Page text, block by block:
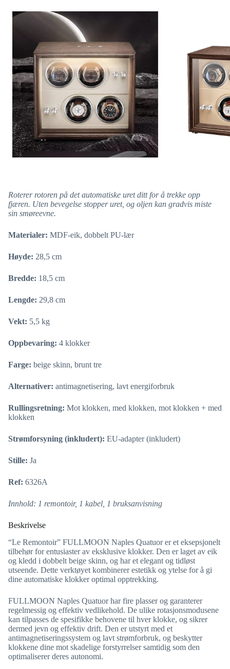
Roterer rotoren på det automatiske uret ditt for å trekke opp
fjæren. Uten bevegelse stopper uret, og oljen kan gradvis miste
sin smøreevne.
Materialer: MDF-eik, dobbelt PU-lær
Høyde: 28,5 cm
Bredde: 18,5 cm
Lengde: 29,8 cm
Vekt: 5,5 kg
Oppbevaring: 4 klokker
Farge: beige skinn, brunt tre
Alternativer: antimagnetisering, lavt energiforbruk
Rullingsretning: Mot klokken, med klokken, mot klokken + med
klokken
Strømforsyning (inkludert): EU-adapter (inkludert)
Stille: Ja
Ref: 6326A
Innhold: 1 remontoir, 1 kabel, 1 bruksanvisning
Beskrivelse
“Le Remontoir” FULLMOON Naples Quatuor er et eksepsjonelt
tilbehør for entusiaster av eksklusive klokker. Den er laget av eik
og kledd i dobbelt beige skinn, og har et elegant og tidløst
utseende. Dette verktøyet kombinerer estetikk og ytelse for å gi
dine automatiske klokker optimal opptrekking.
FULLMOON Naples Quatuor har fire plasser og garanterer
regelmessig og effektiv vedlikehold. De ulike rotasjonsmodusene
kan tilpasses de spesifikke behovene til hver klokke, og sikrer
dermed jevn og effektiv drift. Den er utstyrt med et
antimagnetiseringssystem og lavt strømforbruk, og beskytter
klokkene dine mot skadelige forstyrrelser samtidig som den
optimaliserer deres autonomi.